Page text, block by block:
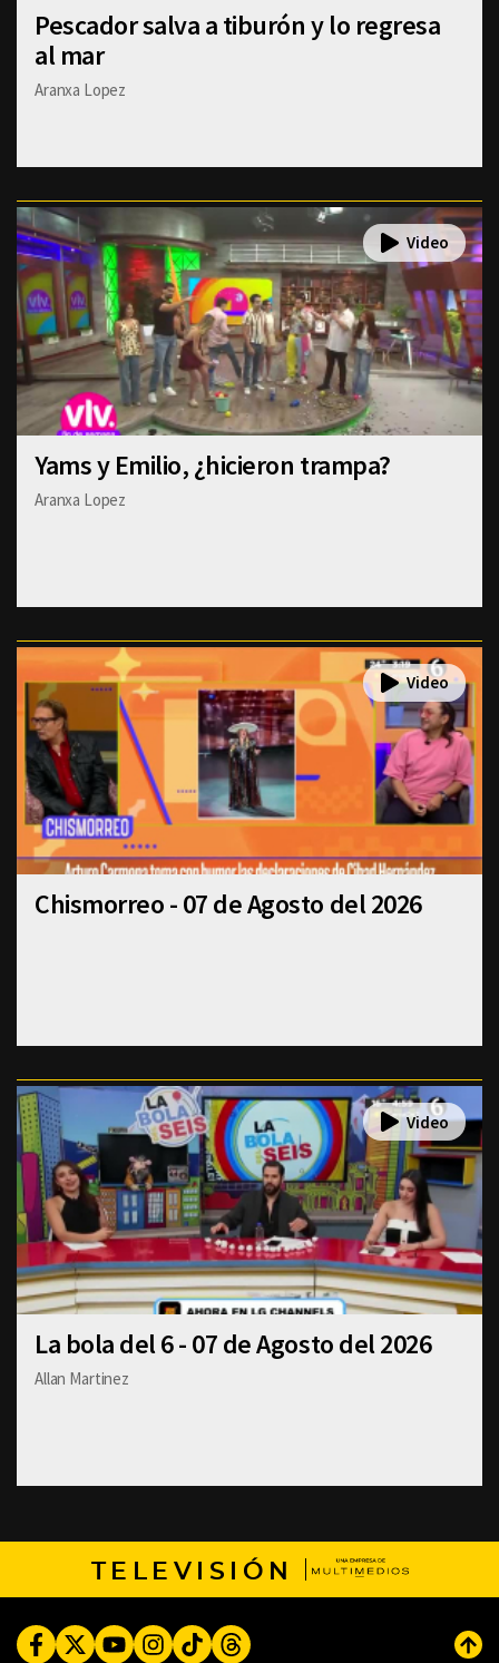
Pescador salva a tiburón y lo regresa
al mar
Aranxa Lopez
Yams y Emilio, ¿hicieron trampa?
Aranxa Lopez
Chismorreo - 07 de Agosto del 2026
La bola del 6 - 07 de Agosto del 2026
Allan Martinez
TELEVISIÓN
FacebookTwitterYoutubeInstagram
TikTokThreads